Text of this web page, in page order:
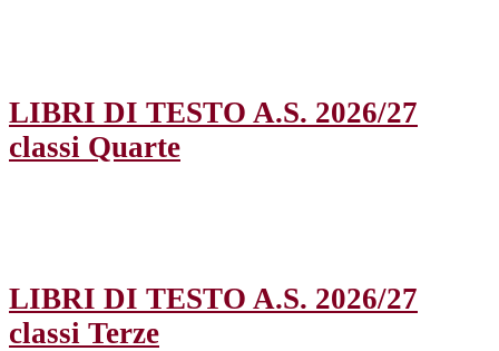
LIBRI DI TESTO A.S. 2026/27
classi Quarte
LIBRI DI TESTO A.S. 2026/27
classi Terze